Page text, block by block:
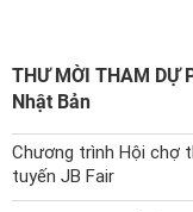
THƯ MỜI THAM DỰ
Nhật Bản
Chương trình Hội chợ
tuyến JB Fair